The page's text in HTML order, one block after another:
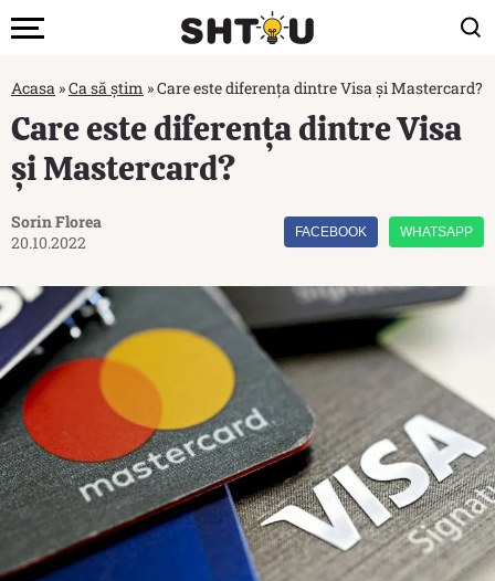
Acasa »Ca să știm »Care este diferența dintre Visa și Mastercard?
Care este diferența dintre Visa
și Mastercard?
Sorin Florea
20.10.2022
FACEBOOK WHATSAPP